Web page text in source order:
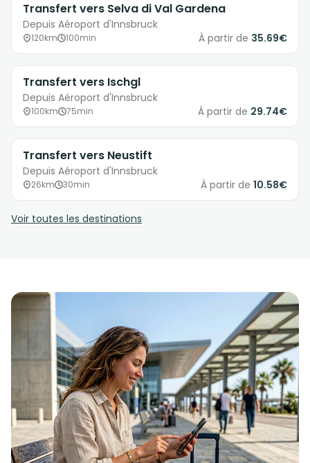
Transfert vers Selva di Val Gardena
Depuis Aéroport d'Innsbruck
120km 100min À partir de 35.69€
Transfert vers Ischgl
Depuis Aéroport d'Innsbruck
100km 75min À partir de 29.74€
Transfert vers Neustift
Depuis Aéroport d'Innsbruck
26km 30min À partir de 10.58€
Voir toutes les destinations